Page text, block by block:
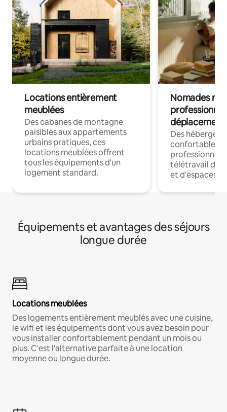
Locations entièrement
meublées
Des cabanes de montagne
paisibles aux appartements
urbains pratiques, ces
locations meublées offrent
tous les équipements d'un
logement standard.
Nomades
déplacement
Des
confortables
professionnels
télétravail
et d'espaces
Équipements et avantages des séjours
longue durée
Locations meublées
Des logements entièrement meublés avec une cuisine,
le wifi et les équipements dont vous avez besoin pour
vous installer confortablement pendant un mois ou
plus. C'est l'alternative parfaite à une location
moyenne ou longue durée.